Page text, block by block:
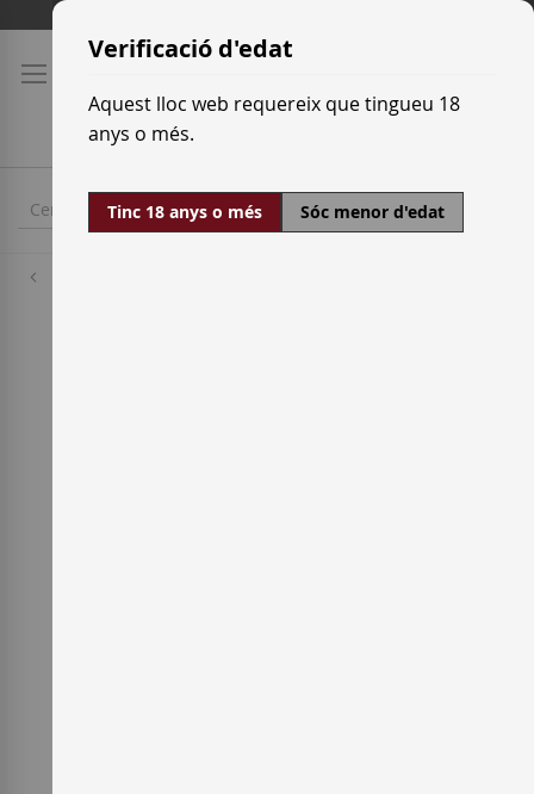
Skip
Content
Verificació d'edat
Aquest lloc web requereix que tingueu 18
anys o més.
Tinc 18 anys o més Sóc menor d'edat